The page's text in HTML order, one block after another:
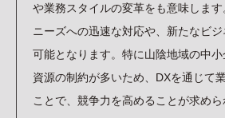
や業務スタイルの変革をも意味しま
ニーズへの迅速な対応や、新たなビ
可能となります。特に山陰地域の中
資源の制約が多いため、DXを通じて
ことで、競争力を高めることが求めら